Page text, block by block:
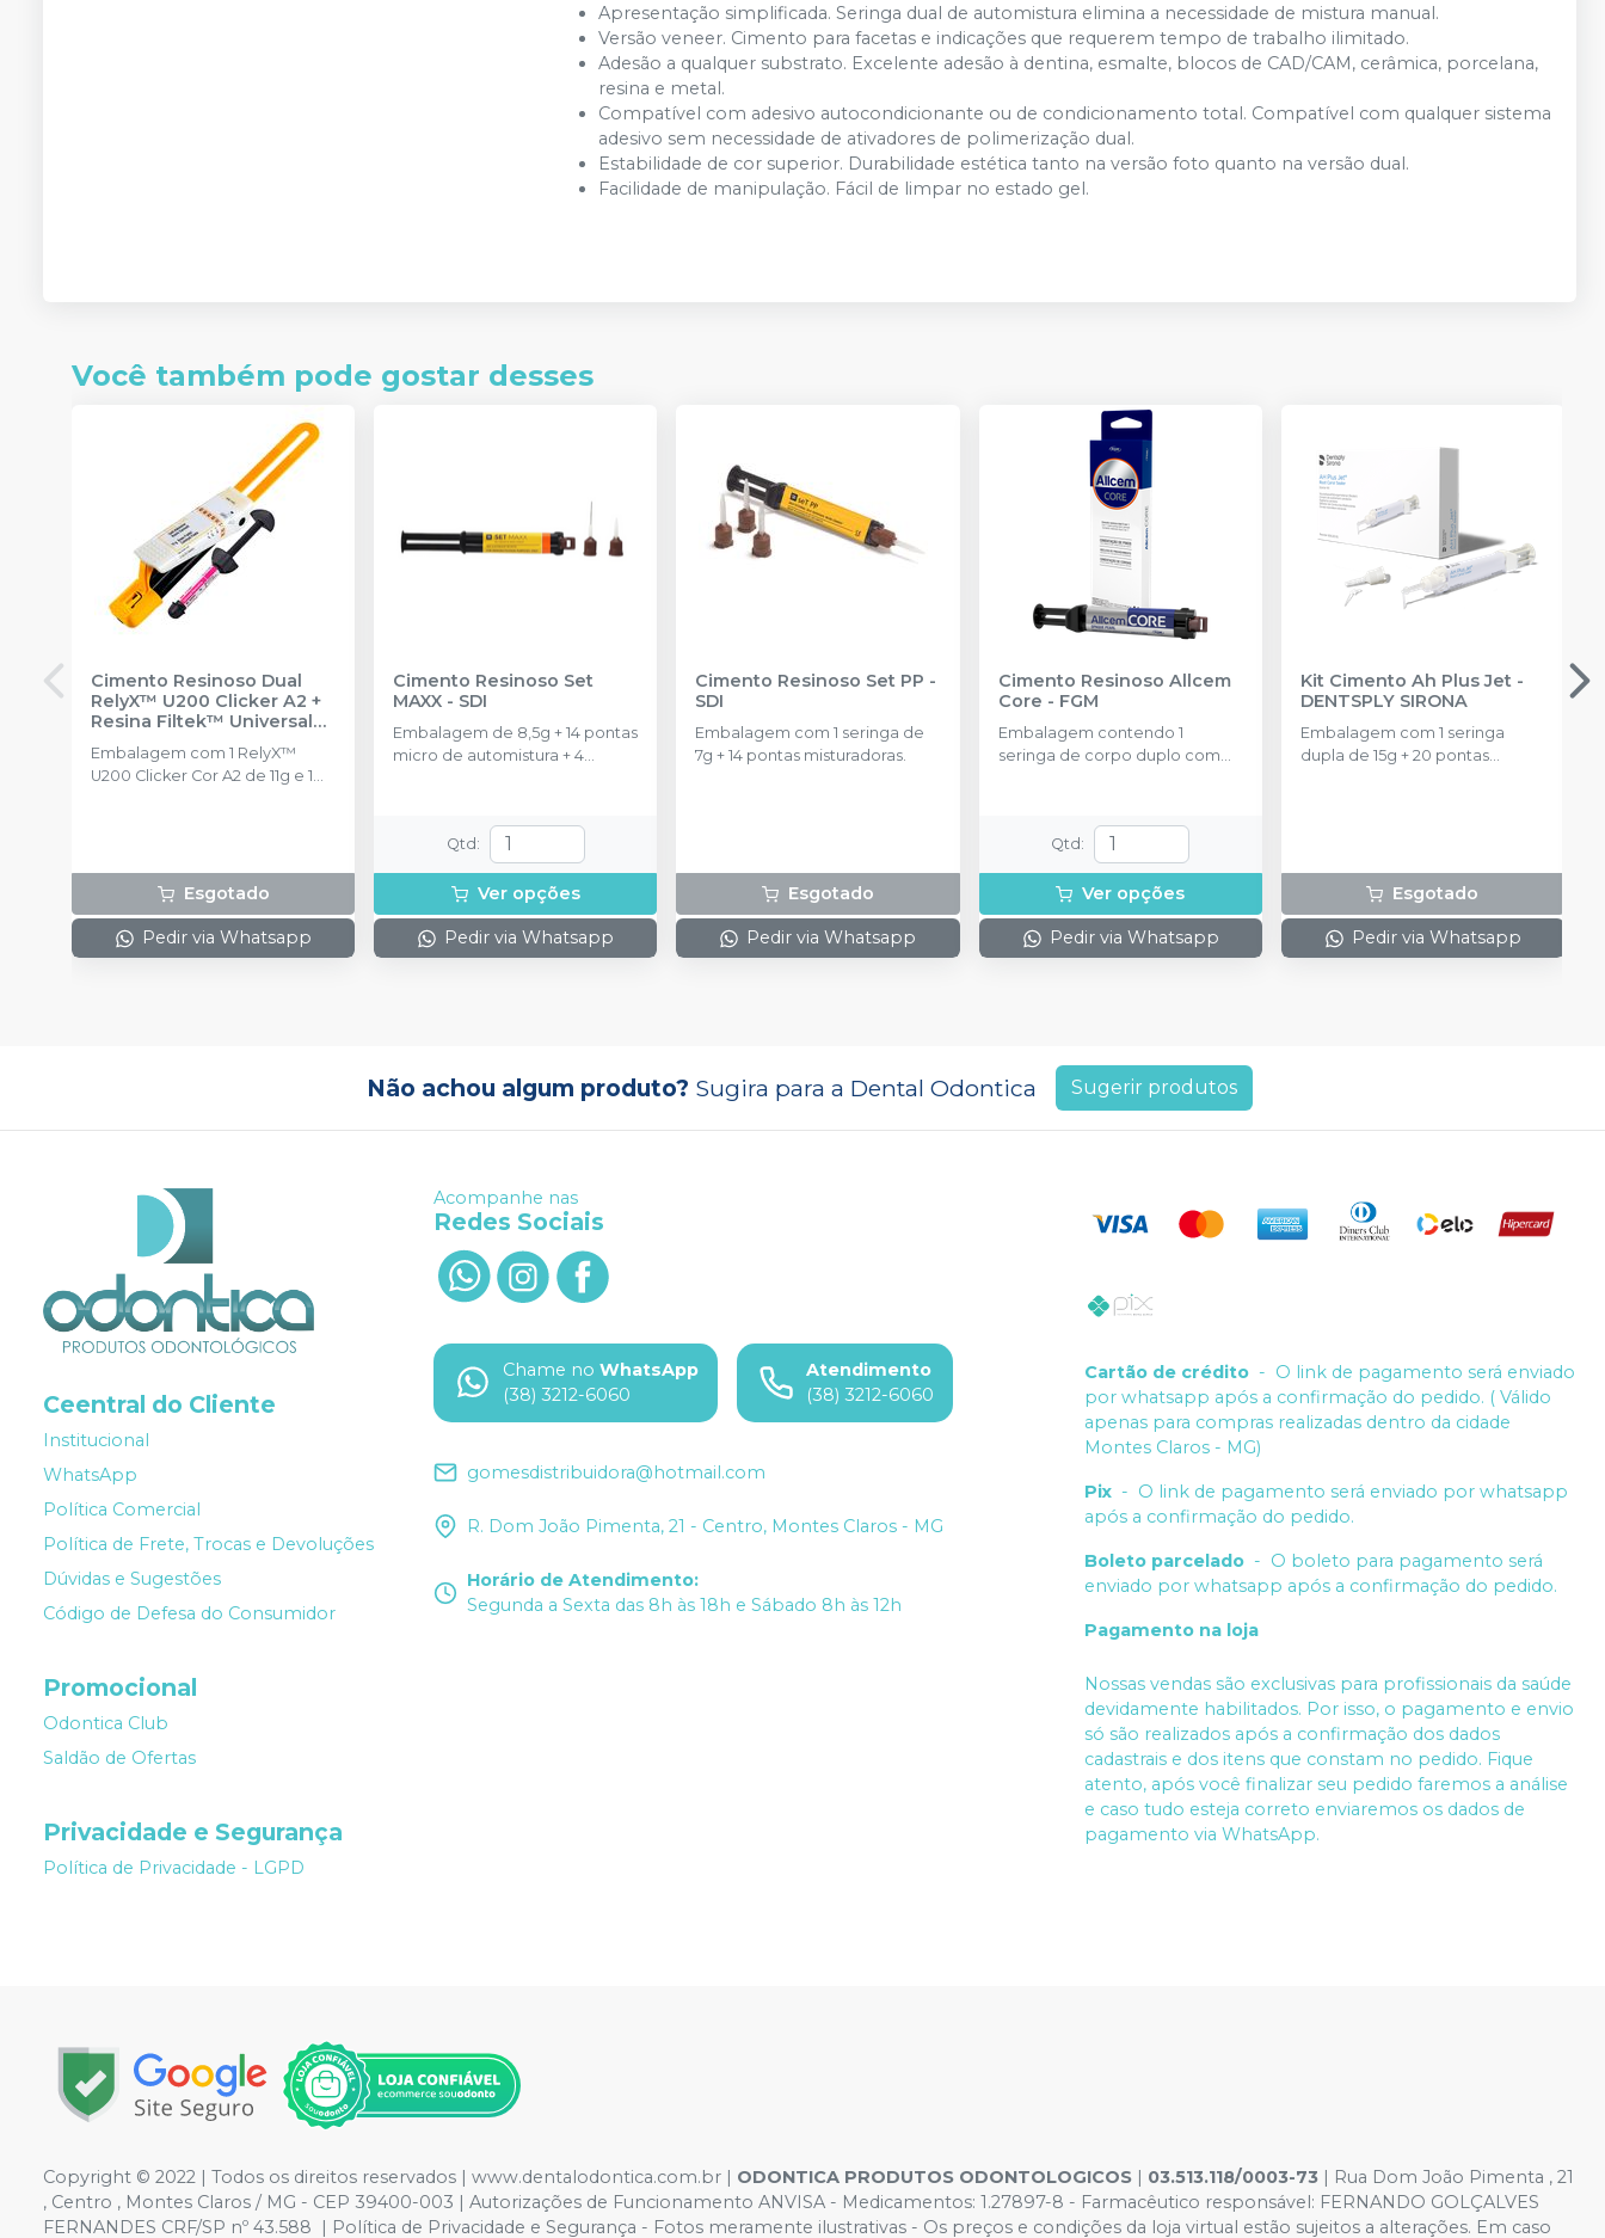
Apresentação simplificada. Seringa dual de automistura elimina a necessidade de mistura manual.
Versão veneer. Cimento para facetas e indicações que requerem tempo de trabalho ilimitado.
Adesão a qualquer substrato. Excelente adesão à dentina, esmalte, blocos de CAD/CAM, cerâmica, porcelana,
resina e metal.
Compatível com adesivo autocondicionante ou de condicionamento total. Compatível com qualquer sistema
adesivo sem necessidade de ativadores de polimerização dual.
Estabilidade de cor superior. Durabilidade estética tanto na versão foto quanto na versão dual.
Facilidade de manipulação. Fácil de limpar no estado gel.
Você também pode gostar desses
Cimento Resinoso Dual
RelyX™ U200 Clicker A2 +
Resina Filtek™ Universal
Embalagem com 1 RelyX™
U200 Clicker Cor A2 de 11g e 1
Esgotado
Pedir via Whatsapp
Cimento Resinoso Set
MAXX - SDI
Embalagem de 8,5g + 14 pontas
micro de automistura + 4
Qtd :
Ver opções
Pedir via Whatsapp
Cimento Resinoso Set PP -
SDI
Embalagem com 1 seringa de
7g + 14 pontas misturadoras.
Esgotado
Pedir via Whatsapp
Cimento Resinoso Allcem
Core - FGM
Embalagem contendo 1
seringa de corpo duplo com
Qtd :
Ver opções
Pedir via Whatsapp
Kit Cimento Ah Plus Jet -
DENTSPLY SIRONA
Embalagem com 1 seringa
dupla de 15g + 20 pontas
Esgotado
Pedir via Whatsapp
Não achou algum produto? Sugira para a Dental Odontica Sugerir produtos
Ceentral do Cliente
Institucional
WhatsApp
Política Comercial
Política de Frete, Trocas e Devoluções
Dúvidas e Sugestões
Código de Defesa do Consumidor
Promocional
Odontica Club
Saldão de Ofertas
Privacidade e Segurança
Política de Privacidade - LGPD
Acompanhe nas
Redes Sociais
Chame no WhatsApp
(38) 3212-6060
Atendimento
(38) 3212-6060
gomesdistribuidora@hotmail.com
R. Dom João Pimenta, 21 - Centro, Montes Claros - MG
Horário de Atendimento:
Segunda a Sexta das 8h às 18h e Sábado 8h às 12h
Cartão de crédito - O link de pagamento será enviado
por whatsapp após a confirmação do pedido. ( Válido
apenas para compras realizadas dentro da cidade
Montes Claros - MG)
Pix - O link de pagamento será enviado por whatsapp
após a confirmação do pedido.
Boleto parcelado - O boleto para pagamento será
enviado por whatsapp após a confirmação do pedido.
Pagamento na loja
Nossas vendas são exclusivas para profissionais da saúde
devidamente habilitados. Por isso, o pagamento e envio
só são realizados após a confirmação dos dados
cadastrais e dos itens que constam no pedido. Fique
atento, após você finalizar seu pedido faremos a análise
e caso tudo esteja correto enviaremos os dados de
pagamento via WhatsApp.
Copyright © 2022 | Todos os direitos reservados | www.dentalodontica.com.br | ODONTICA PRODUTOS ODONTOLOGICOS | 03.513.118/0003-73 | Rua Dom João Pimenta , 21
, Centro , Montes Claros / MG - CEP 39400-003 | Autorizações de Funcionamento ANVISA - Medicamentos: 1.27897-8 - Farmacêutico responsável: FERNANDO GOLÇALVES
FERNANDES CRF/SP nº 43.588 | Política de Privacidade e Segurança - Fotos meramente ilustrativas - Os preços e condições da loja virtual estão sujeitos a alterações. Em caso